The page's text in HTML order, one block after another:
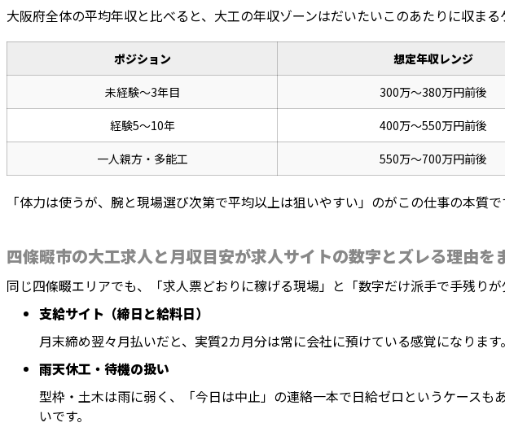
大阪府全体の平均年収と比べると、大工の年収ゾーンはだいたいこのあたりに収まる
ポジション 想定年収レンジ
未経験〜3年目 300万〜380万円前後
経験5〜10年 400万〜550万円前後
一人親方・多能工 550万〜700万円前後
「体力は使うが、腕と現場選び次第で平均以上は狙いやすい」のがこの仕事の本質
四條畷市の大工求人と月収目安が求人サイトの数字とズレる理由を
同じ四條畷エリアでも、「求人票どおりに稼げる現場」と「数字だけ派手で手残り
支給サイト（締日と給料日）
月末締め翌々月払いだと、実質2カ月分は常に会社に預けている感覚になりま
雨天休工・待機の扱い
型枠・土木は雨に弱く、「今日は中止」の連絡一本で日給ゼロというケース
いです。